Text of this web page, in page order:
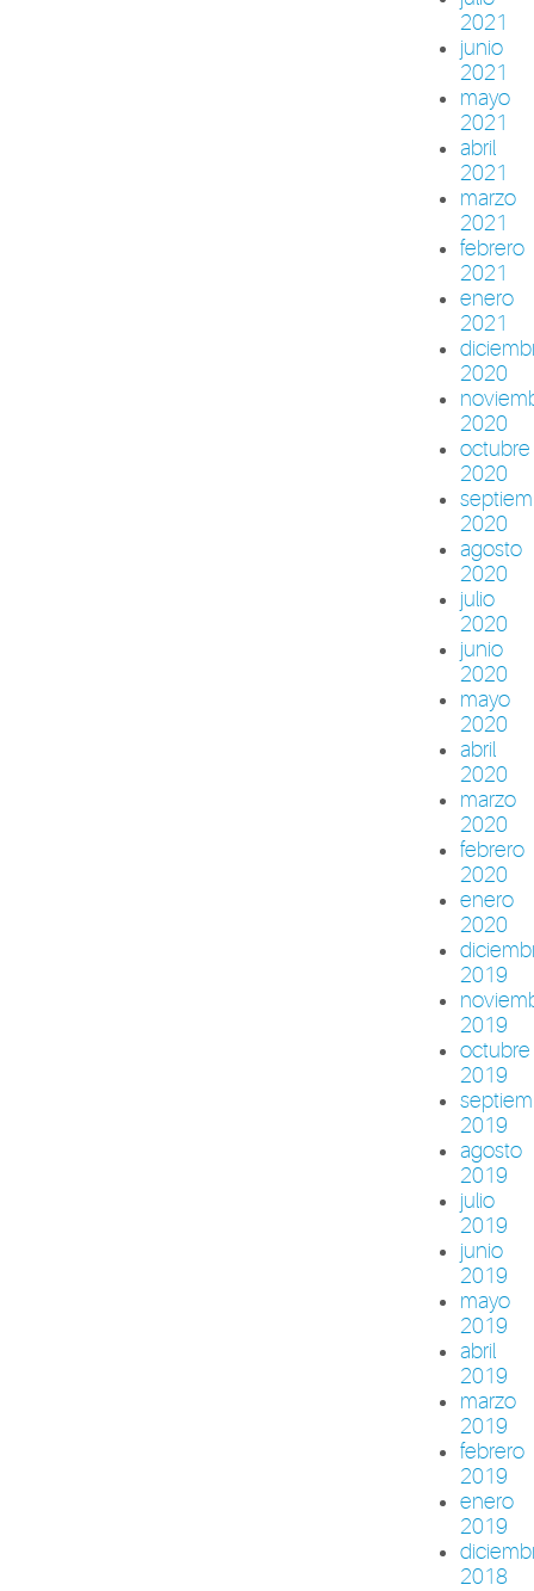
2021
junio
2021
mayo
2021
abril
2021
marzo
2021
febrero
2021
enero
2021
2020
2020
octubre
2020
2020
agosto
2020
julio
2020
junio
2020
mayo
2020
abril
2020
marzo
2020
febrero
2020
enero
2020
2019
2019
octubre
2019
2019
agosto
2019
julio
2019
junio
2019
mayo
2019
abril
2019
marzo
2019
febrero
2019
enero
2019
2018